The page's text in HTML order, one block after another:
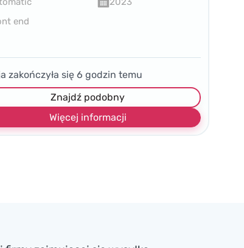
end
zakończyła się 6 godzin temu
Znajdź podobny
Więcej informacji